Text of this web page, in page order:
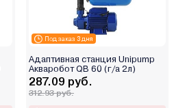
Под заказ 3 дня
Адаптивная станция Unipump
Акваробот QB 60 (г/а 2л)
287.09 руб.
312.93 руб.